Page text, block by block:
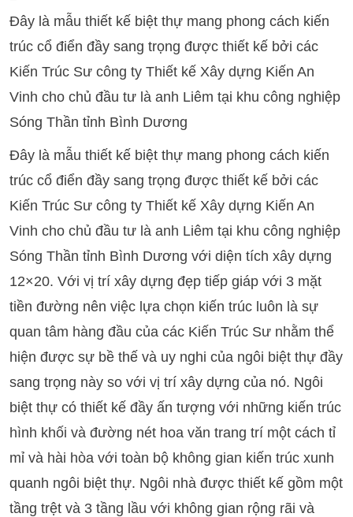
Đây là mẫu thiết kế biệt thự mang phong cách kiến
trúc cổ điển đầy sang trọng được thiết kế bởi các
Kiến Trúc Sư công ty Thiết kế Xây dựng Kiến An
Vinh cho chủ đầu tư là anh Liêm tại khu công nghiệp
Sóng Thần tỉnh Bình Dương
Đây là mẫu thiết kế biệt thự mang phong cách kiến
trúc cổ điển đầy sang trọng được thiết kế bởi các
Kiến Trúc Sư công ty Thiết kế Xây dựng Kiến An
Vinh cho chủ đầu tư là anh Liêm tại khu công nghiệp
Sóng Thần tỉnh Bình Dương với diện tích xây dựng
12×20. Với vị trí xây dựng đẹp tiếp giáp với 3 mặt
tiền đường nên việc lựa chọn kiến trúc luôn là sự
quan tâm hàng đầu của các Kiến Trúc Sư nhằm thể
hiện được sự bề thế và uy nghi của ngôi biệt thự đầy
sang trọng này so với vị trí xây dựng của nó. Ngôi
biệt thự có thiết kế đầy ấn tượng với những kiến trúc
hình khối và đường nét hoa văn trang trí một cách tỉ
mỉ và hài hòa với toàn bộ không gian kiến trúc xunh
quanh ngôi biệt thự. Ngôi nhà được thiết kế gồm một
tầng trệt và 3 tầng lầu với không gian rộng rãi và